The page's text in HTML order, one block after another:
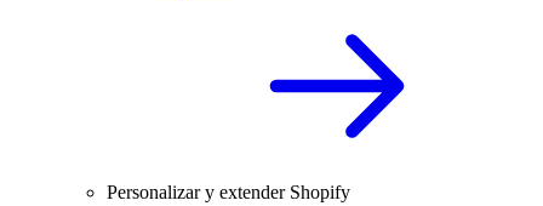
Personalizar y extender Shopify